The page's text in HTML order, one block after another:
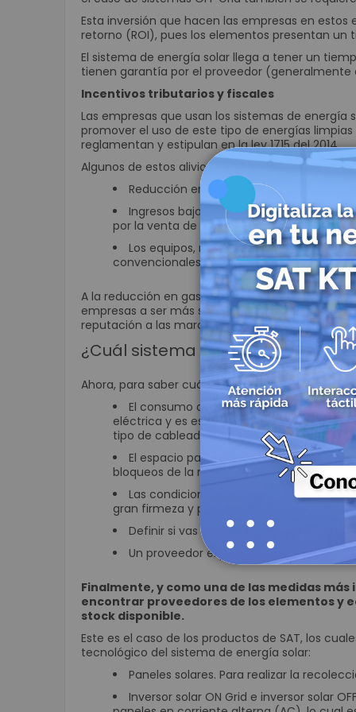
Esta inversión que hacen las empresas en
retorno (ROI), pues los elementos presentan un
El sistema de energía solar llega a tener un
tienen garantía por el proveedor (generalmente
Incentivos tributarios y fiscales
Las empresas que usan los sistemas de
promover el uso de este tipo de energías
reglamentan y estipulan en laley 1715 del 2014.
Algunos de estos alivios tributarios y fiscales son:
Reducción en la base gravable para el
Ingresos bajo el esquema de créditos de
por la venta de la energía solar
Los equipos, maquinaria, elementos y
convencionales están exentos del IVA.
A la reducción en gastos, se suma la
empresas a ser más sostenibles y respetuosas
reputación a las marcas, entre los
¿Cuál sistema es el ideal para
Ahora, para saber cuál es el sistema de energía
El consumo de energía actual en las
eléctrica y es esencial para definir la
tipo de cableado.
El espacio para la ubicación de los
bloqueos de la radiación solar, por
Las condiciones de los techos o
gran firmeza y planas.
Definir si vas a necesitar el uso de la
Un proveedor experto y certificado.
Finalmente, y como una de las medidas
encontrar proveedores de los elementos y
stock disponible.
Este es el caso de los productos de SAT, los
tecnológico del sistema de energía solar:
Paneles solares. Para realizar la
Inversor solar ON Grid e inversor solar